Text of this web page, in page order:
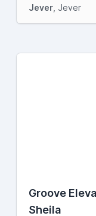
Jever , Jever
Groove
Sheila